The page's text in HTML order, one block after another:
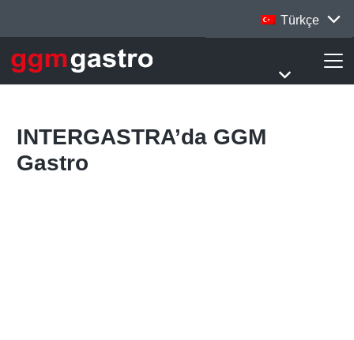
Türkçe
INTERGASTRA’da GGM
Gastro